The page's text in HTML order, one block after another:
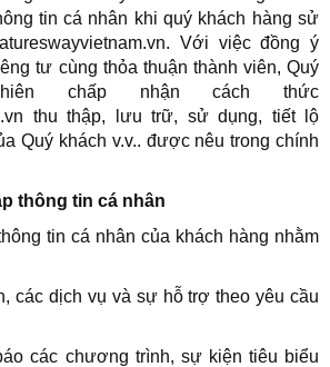
tin cá nhân khi quý khách hàng sử
. Với việc đồng ý
tư cùng thỏa thuận thành viên, Quý
chấp nhận cách thức
thu thập, lưu trữ, sử dụng, tiết lộ
Quý khách v.v.. được nêu trong chính
thông tin cá nhân
tin cá nhân của khách hàng nhằm
các dịch vụ và sự hỗ trợ theo yêu cầu
các chương trình, sự kiện tiêu biểu